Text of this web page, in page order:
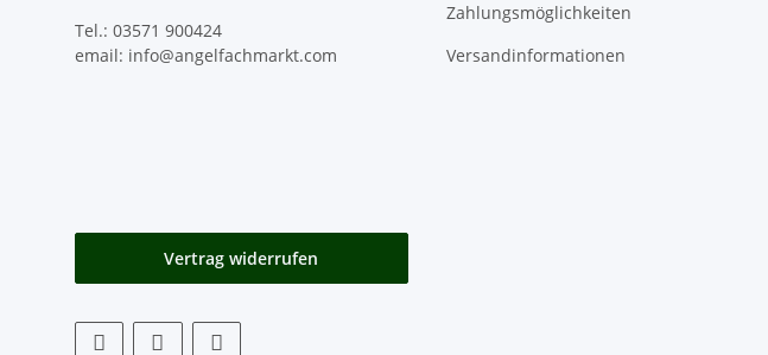
Tel.: 03571 900424
email: info@angelfachmarkt.com
Zahlungsmöglichkeiten
Versandinformationen
Vertrag widerrufen